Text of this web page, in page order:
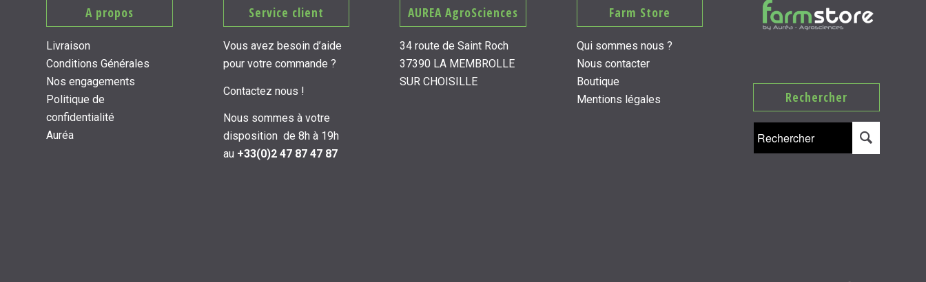
A propos
Livraison
Conditions Générales
Nos engagements
Politique de
confidentialité
Auréa
Service client
Vous avez besoin d’aide
pour votre commande ?
Contactez nous !
Nous sommes à votre
disposition de 8h à 19h
au +33(0)2 47 87 47 87
AUREA AgroSciences
34 route de Saint Roch
37390 LA MEMBROLLE
SUR CHOISILLE
Farm Store
Qui sommes nous ?
Nous contacter
Boutique
Mentions légales
Rechercher